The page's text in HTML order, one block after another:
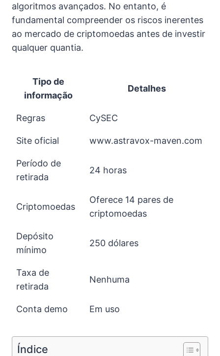
algoritmos avançados. No entanto, é
fundamental compreender os riscos inerentes
ao mercado de criptomoedas antes de investir
qualquer quantia.
Tipo de
informação
Detalhes
Regras CySEC
Site oficial www.astravox-maven.com
Período de
retirada
24 horas
Criptomoedas
Oferece 14 pares de
criptomoedas
Depósito
mínimo
250 dólares
Taxa de
retirada
Nenhuma
Conta demo Em uso
Índice